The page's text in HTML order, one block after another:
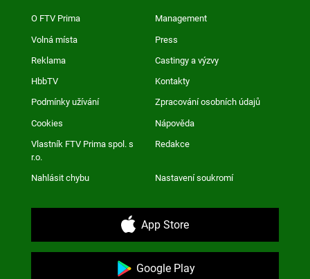
O FTV Prima Management
Volná místa Press
Reklama Castingy a výzvy
HbbTV Kontakty
Podmínky užívání Zpracování osobních údajů
Cookies Nápověda
Vlastník FTV Prima spol. s
r.o.
Redakce
Nahlásit chybu Nastavení soukromí
App Store
Google Play